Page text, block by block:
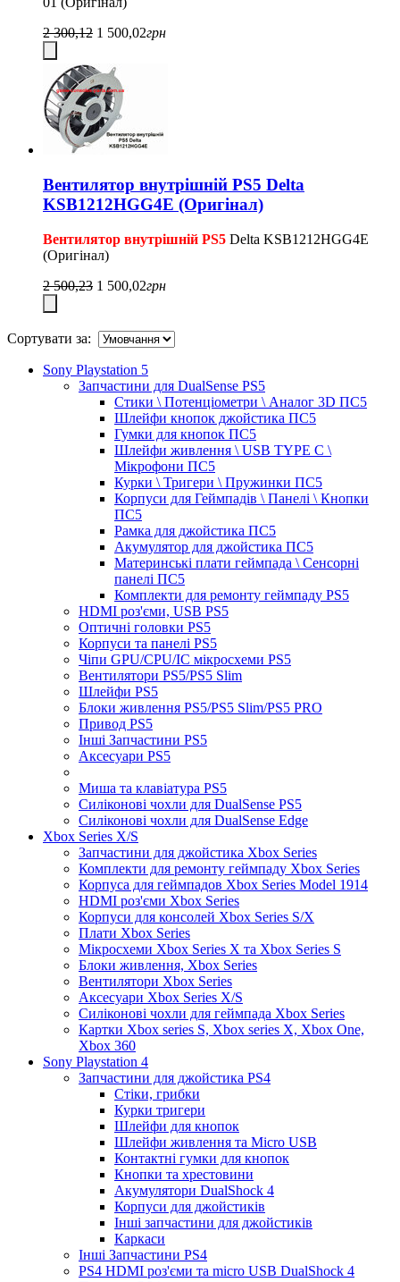
2 300,12 1 500,02грн
Вентилятор внутрішній PS5 Delta
KSB1212HGG4E (Оригінал)
Вентилятор внутрішній PS5 Delta KSB1212HGG4E
(Оригінал)
2 500,23 1 500,02грн
Сортувати за:
Sony Playstation 5
Запчастини для DualSense PS5
Стики \ Потенціометри \ Аналог 3D ПС5
Шлейфи кнопок джойстика ПС5
Гумки для кнопок ПС5
Шлейфи живлення \ USB TYPE C \
Мікрофони ПС5
Курки \ Тригери \ Пружинки ПС5
Корпуси для Геймпадів \ Панелі \ Кнопки
ПС5
Рамка для джойстика ПС5
Акумулятор для джойстика ПС5
Материнські плати геймпада \ Сенсорні
панелі ПС5
Комплекти для ремонту геймпаду PS5
HDMI роз'єми, USB PS5
Оптичні головки PS5
Корпуси та панелі PS5
Чіпи GPU/CPU/IC мікросхеми PS5
Вентилятори PS5/PS5 Slim
Шлейфи PS5
Блоки живлення PS5/PS5 Slim/PS5 PRO
Привод PS5
Інші Запчастини PS5
Аксесуари PS5
Миша та клавіатура PS5
Силіконові чохли для DualSense PS5
Силіконові чохли для DualSense Edge
Xbox Series X/S
Запчастини для джойстика Xbox Series
Комплекти для ремонту геймпаду Xbox Series
Корпуса для геймпадов Xbox Series Model 1914
HDMI роз'єми Xbox Series
Корпуси для консолей Xbox Series S/X
Плати Xbox Series
Мікросхеми Xbox Series X та Xbox Series S
Блоки живлення, Xbox Series
Вентилятори Xbox Series
Аксесуари Xbox Series X/S
Силіконові чохли для геймпада Xbox Series
Картки Xbox series S, Xbox series X, Xbox One,
Xbox 360
Sony Playstation 4
Запчастини для джойстика PS4
Стіки, грибки
Курки тригери
Шлейфи для кнопок
Шлейфи живлення та Micro USB
Контактні гумки для кнопок
Кнопки та хрестовини
Акумулятори DualShock 4
Корпуси для джойстиків
Інші запчастини для джойстиків
Каркаси
Інші Запчастини PS4
PS4 HDMI роз'єми та micro USB DualShock 4